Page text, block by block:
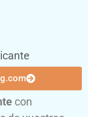
con